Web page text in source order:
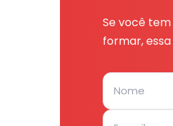
Se você
formar,